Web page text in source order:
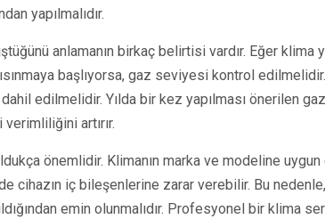
yapılmalıdır.
anlamanın birkaç belirtisi vardır. Eğer
başlıyorsa, gaz seviyesi kontrol
edilmelidir. Yılda bir kez yapılması önerilen
verimliliğini artırır.
önemlidir. Klimanın marka ve modeline
cihazın iç bileşenlerine zarar verebilir. Bu
emin olunmalıdır. Profesyonel bir klima